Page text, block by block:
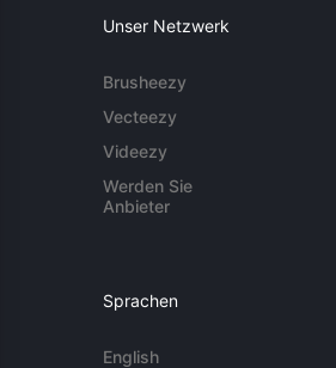
Unser Netzwerk
Brusheezy
Vecteezy
Videezy
Werden Sie
Anbieter
Sprachen
English